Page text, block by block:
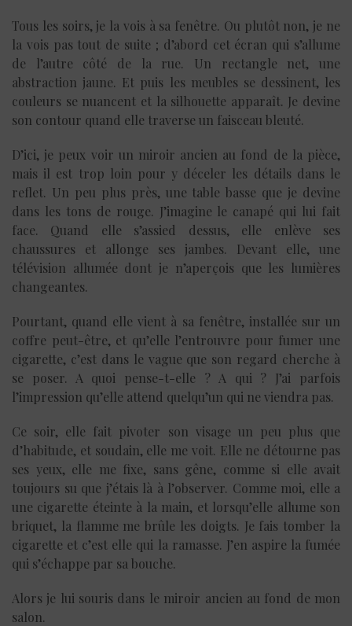
Tous les soirs, je la vois à sa fenêtre. Ou plutôt non, je ne
la vois pas tout de suite ; d’abord cet écran qui s’allume
de l’autre côté de la rue. Un rectangle net, une
abstraction jaune. Et puis les meubles se dessinent, les
couleurs se nuancent et la silhouette apparaît. Je devine
son contour quand elle traverse un faisceau bleuté.
D’ici, je peux voir un miroir ancien au fond de la pièce,
mais il est trop loin pour y déceler les détails dans le
reflet. Un peu plus près, une table basse que je devine
dans les tons de rouge. J’imagine le canapé qui lui fait
face. Quand elle s’assied dessus, elle enlève ses
chaussures et allonge ses jambes. Devant elle, une
télévision allumée dont je n’aperçois que les lumières
changeantes.
Pourtant, quand elle vient à sa fenêtre, installée sur un
coffre peut-être, et qu’elle l’entrouvre pour fumer une
cigarette, c’est dans le vague que son regard cherche à
se poser. A quoi pense-t-elle ? A qui ? J’ai parfois
l’impression qu’elle attend quelqu’un qui ne viendra pas.
Ce soir, elle fait pivoter son visage un peu plus que
d’habitude, et soudain, elle me voit. Elle ne détourne pas
ses yeux, elle me fixe, sans gêne, comme si elle avait
toujours su que j’étais là à l’observer. Comme moi, elle a
une cigarette éteinte à la main, et lorsqu’elle allume son
briquet, la flamme me brûle les doigts. Je fais tomber la
cigarette et c’est elle qui la ramasse. J’en aspire la fumée
qui s’échappe par sa bouche.
Alors je lui souris dans le miroir ancien au fond de mon
salon.